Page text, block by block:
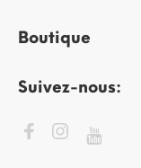
Boutique
Suivez-nous: